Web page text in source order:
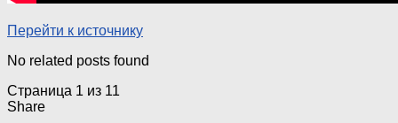
Перейти к источнику
No related posts found
Страница 1 из 11
Share